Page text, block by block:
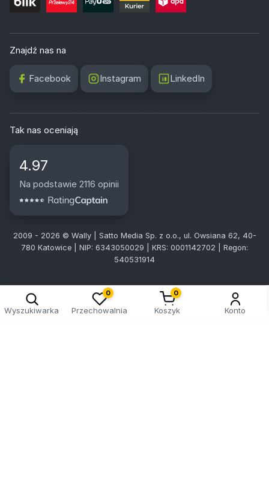
Znajdź nas na
Facebook Instagram LinkedIn
Tak nas oceniają
4.97
Na podstawie 2116 opinii
2009 - 2026 © Wally | Satto Media Sp. z o.o., ul. Owsiana 62, 40-
780 Katowice | NIP: 6343050029 | KRS: 0001142702 | Regon:
540531914
Wyszukiwarka
0
Przechowalnia
0
Koszyk Konto
Kreator doboru tablic